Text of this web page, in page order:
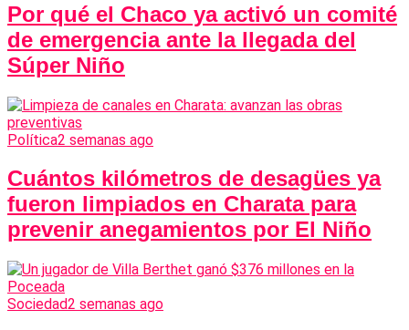
Por qué el Chaco ya activó un comité
de emergencia ante la llegada del
Súper Niño
Política2 semanas ago
Cuántos kilómetros de desagües ya
fueron limpiados en Charata para
prevenir anegamientos por El Niño
Sociedad2 semanas ago